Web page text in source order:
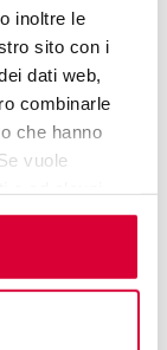
inoltre le
sito con i
dati web,
combinarle
che hanno
vuole
espresso
non vuole i
sul tasto
zeichnet
Frost und
es keine
gegen
die
langfristig
ist für